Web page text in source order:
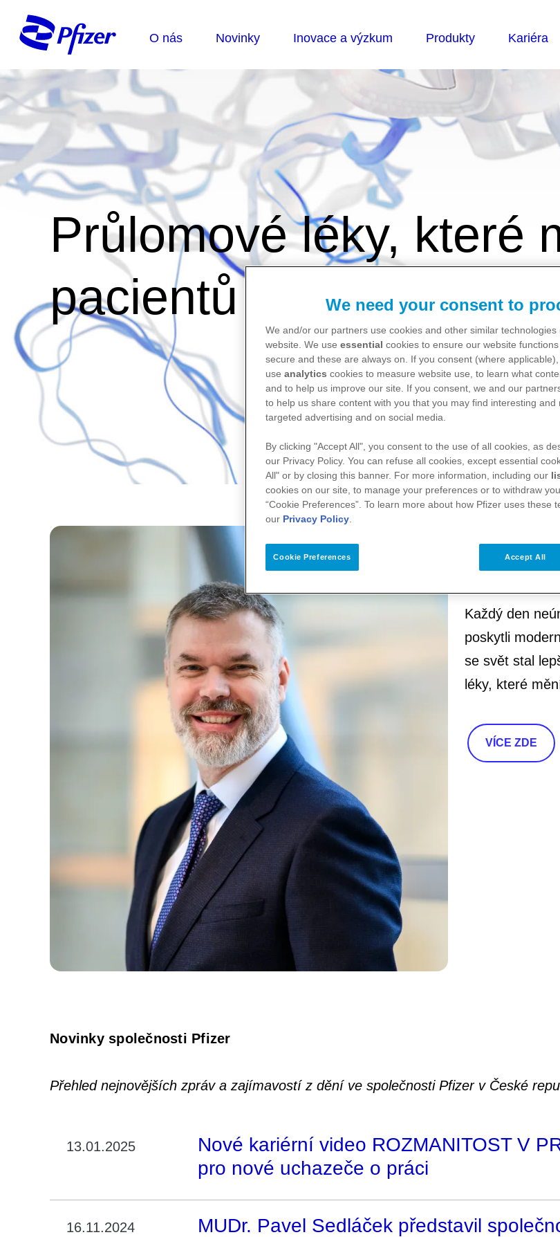
Průlomové léky, které
pacientů
Vítejte ve
Každý den
poskytli
se svět stal
léky, které
VÍCE ZDE
Novinky společnosti Pfizer
Přehled nejnovějších zpráv a zajímavostí z dění ve společnosti Pfizer v České
13.01.2025
Nové kariérní video ROZMANITOST V
pro nové uchazeče o práci
16.11.2024 MUDr. Pavel Sedláček představil
We need your consent to
We and/or our partners use cookies and other similar technologies
website. We use essential cookies to ensure our website
secure and these are always on. If you consent (where
use analytics cookies to measure website use, to learn what
and to help us improve our site. If you consent, we and our
to help us share content with you that you may find interesting and
targeted advertising and on social media.
By clicking "Accept All", you consent to the use of all cookies, as
our Privacy Policy. You can refuse all cookies, except essential
All" or by closing this banner. For more information, including our
cookies on our site, to manage your preferences or to withdraw
“Cookie Preferences”. To learn more about how Pfizer uses these
our Privacy Policy.
Cookie Preferences Accept All